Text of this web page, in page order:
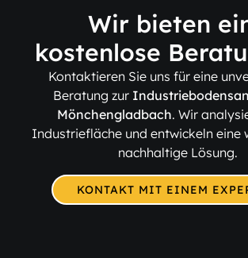
Wir bieten
kostenlose
Kontaktieren Sie uns für eine
Beratung zur
Mönchengladbach. Wir
Industriefläche und entwickeln eine
nachhaltige Lösung.
KONTAKT MIT EINEM